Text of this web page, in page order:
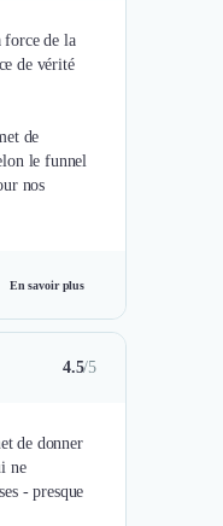
force de la
de vérité
de
le funnel
nos
En savoir plus
4.5/5
de donner
ne
- presque